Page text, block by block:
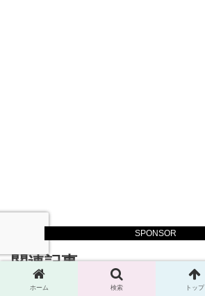
SPONSOR
関連記事
ホーム 検索 トップ